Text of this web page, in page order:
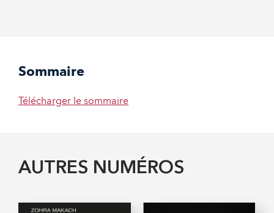
Sommaire
Télécharger le sommaire
AUTRES NUMÉROS